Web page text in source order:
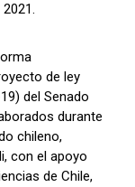
de ley
del Senado
durante
chileno,
con el apoyo
de Chile,